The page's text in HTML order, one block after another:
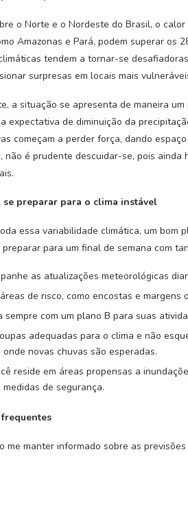
o Norte e o Nordeste do Brasil, o
Amazonas e Pará, podem superar os
tendem a tornar-se
surpresas em locais mais
a situação se apresenta de maneira
expectativa de diminuição da
começam a perder força, dando
não é prudente descuidar-se, pois
se preparar para o clima instável
essa variabilidade climática, um bom
preparar para um final de semana com
as atualizações meteorológicas
de risco, como encostas e
sempre com um plano B para suas
adequadas para o clima e não
onde novas chuvas são esperadas.
reside em áreas propensas a
medidas de segurança.
me manter informado sobre as